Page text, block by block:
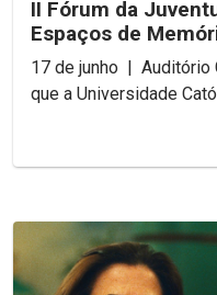
II Fórum da
Espaços de
acontece na
17 de junho | Auditório G2 É com grande
que a Universidade